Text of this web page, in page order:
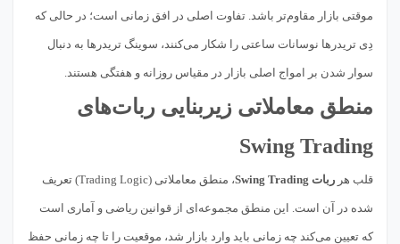
موقتی بازار مقاوم‌تر باشد. تفاوت اصلی در افق زمانی است؛ در حالی که
دِی تریدرها نوسانات ساعتی را شکار می‌کنند، سوینگ تریدرها به دنبال
سوار شدن بر امواج اصلی بازار در مقیاس روزانه و هفتگی هستند.
منطق معاملاتی زیربنایی ربات‌های
Swing Trading
قلب هر ربات Swing Trading ، منطق معاملاتی (Trading Logic) تعریف
شده در آن است. این منطق مجموعه‌ای از قوانین ریاضی و آماری است
که تعیین می‌کند چه زمانی باید وارد بازار شد، موقعیت را تا چه زمانی حفظ